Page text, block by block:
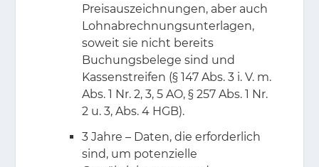
Preisauszeichnungen, aber auch
Lohnabrechnungsunterlagen,
soweit sie nicht bereits
Buchungsbelege sind und
Kassenstreifen (§ 147 Abs. 3 i. V. m.
Abs. 1 Nr. 2, 3, 5 AO, § 257 Abs. 1 Nr.
2 u. 3, Abs. 4 HGB).
3 Jahre – Daten, die erforderlich
sind, um potenzielle